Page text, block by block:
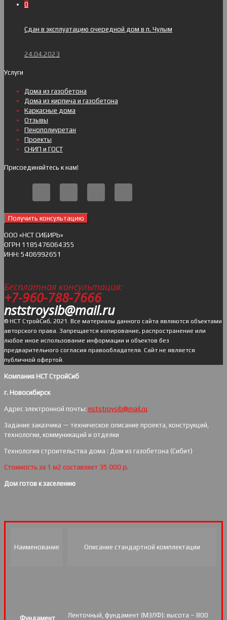
0
Сдан в эксплуатацию очередной дом в п. Чулым
24.04.2023
Услуги
Дома из газобетона
Дома из кирпича и газобетона
Каркасные дома
Отзывы
Пенополиуретан
Проекты
СНИП и ГОСТ
Присоединяйтесь к нам!
Получить консультацию
ОOO «НСТ СИБИРЬ»
ОГРН 1185476064355
ИНН: 5406992651
Бесплатная консультация:
+7-960-788-7666
nststroysib@mail.ru
© НСТ СтройСиб, 2021. Все материалы данного сайта являются объектами
авторского права. Запрещается копирование, распространение или
любое иное использование информации и объектов без
предварительного согласия правообладателя. Cайт не является
публичной офертой.
Компания НСТ СтройСиб
г. Новосибирск
Адрес электронной почты: nststroysib@mail.ru
Задание заказчика — техническое описание проекта, конструкций,
технологии, коммуникаций и отделки
Технология строительства дома : Дом из газобетона (Сибит)
Стоимость за 1 м2 составляет 35 000 р.
Дом готов к заселению
Наименование Описание стандартной комплектации
Фундамент
Ленточный, фундамент (МЗЛФ): высота – 800